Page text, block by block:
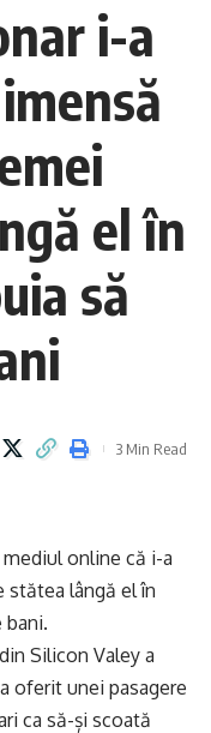
i-a
el în
să
3 Min Read
online că i-a
stătea lângă el în
bani.
Silicon Valey a
oferit unei pasagere
ca să-și scoată